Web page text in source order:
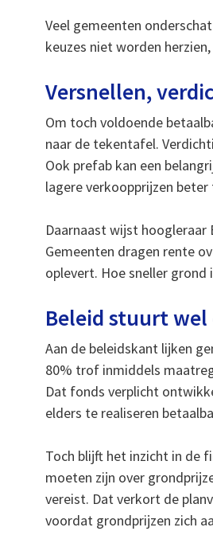
Veel gemeenten
keuzes niet worden
Versnellen,
Om toch voldoende
naar de tekentafel.
Ook prefab kan een
lagere verkoopprijzen beter
Daarnaast wijst hoogleraar
Gemeenten dragen rente
oplevert. Hoe sneller
Beleid stuurt
Aan de beleidskant lijken
80% trof inmiddels
Dat fonds verplicht
elders te realiseren
Toch blijft het inzicht in de
moeten zijn over
vereist. Dat verkort de
voordat grondprijzen zich